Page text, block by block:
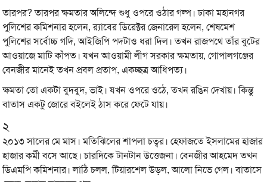
তারপর? তারপর ক্ষমতার অলিন্দে শুধু ওপরে ওঠার গল্প। ঢাকা মহানগর
পুলিশের কমিশনার হলেন, র‍্যাবের ডিরেক্টর জেনারেল হলেন, শেষমেশ
পুলিশের সর্বোচ্চ গদি, আইজিপি পদটাও ধরা দিল। তখন রাজপথে তাঁর বুটের
আওয়াজে মাটি কাঁপত। যখন আওয়ামী লীগ সরকার ক্ষমতায়, গোপালগঞ্জের
বেনজীর মানেই তখন প্রবল প্রতাপ, একচ্ছত্র আধিপত্য।
ক্ষমতা তো একটা বুদবুদ, ভাই। যখন ওপরে ওঠে, তখন রঙিন দেখায়। কিন্তু
বাতাস একটু জোরে বইলেই ঠাস করে ফেটে যায়।
২
২০১৩ সালের মে মাস। মতিঝিলের শাপলা চত্বর। হেফাজতে ইসলামের হাজার
হাজার কর্মী বসে আছে। চারদিকে টানটান উত্তেজনা। বেনজীর আহমেদ তখন
ডিএমপি কমিশনার। লাঠি চলল, টিয়ারশেল উড়ল, আলো নিভে গেল। বাতাসে